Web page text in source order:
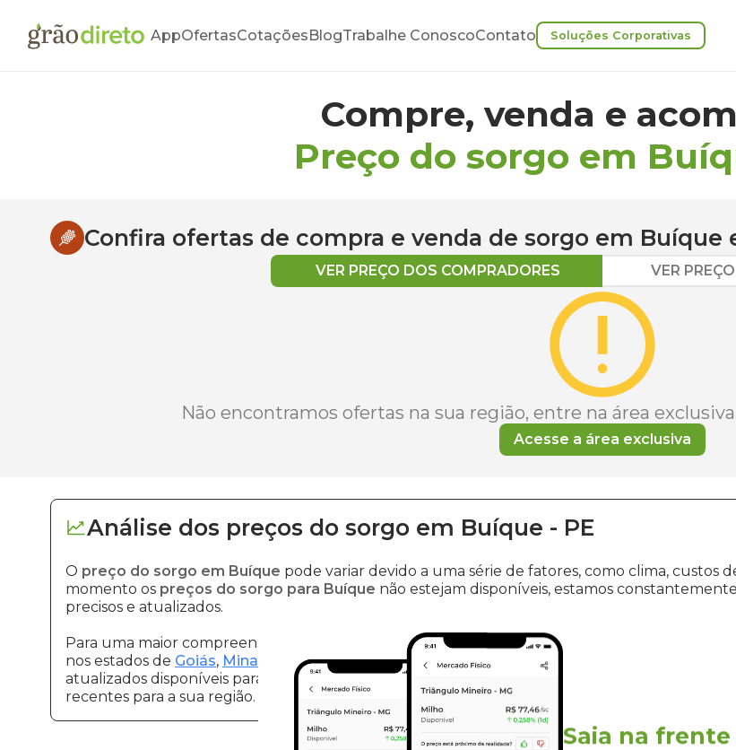
AppOfertasCotaçõesBlogTrabalhe ConoscoContato Soluções Corporativas
Compre, venda e
Preço do sorgo em
Confira ofertas de compra e venda de sorgo em Buíque
VER PREÇO DOS COMPRADORES VER
Não encontramos ofertas na sua região, entre na área
Acesse a área exclusiva
Análise dos preços do sorgo em Buíque - PE
O preço do sorgo em Buíque pode variar devido a uma série de fatores, como clima, custos
momento os preços do sorgo para Buíque não estejam disponíveis, estamos
precisos e atualizados.
Para uma maior compreensão sobre sorgo e seu impacto no mercado agrícola, explore as
nos estados de Goiás, Minas GeraiseSão Paulo. Esses estados exercem uma influência
atualizados disponíveis para eles. Continue acompanhando as últimas atualizações, pois em
recentes para a sua região.
Saia na